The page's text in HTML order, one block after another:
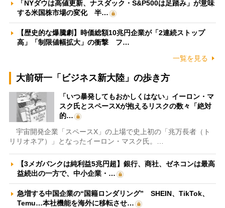
「NYダウは高値更新、ナスダック・S&P500は足踏み」が意味
する米国株市場の変化 半…
【歴史的な爆騰劇】時価総額10兆円企業が「2連続ストップ
高」「制限値幅拡大」の衝撃 フ…
一覧を見る
大前研一「ビジネス新大陸」の歩き方
「いつ暴発してもおかしくはない」イーロン・マ
スク氏とスペースXが抱えるリスクの数々「絶対
的…
宇宙開発企業「スペースX」の上場で史上初の「兆万長者（ト
リリオネア）」となったイーロン・マスク氏。…
【3メガバンクは純利益5兆円超】銀行、商社、ゼネコンは最高
益続出の一方で、中小企業・…
急増する中国企業の“国籍ロンダリング” SHEIN、TikTok、
Temu…本社機能を海外に移転させ…